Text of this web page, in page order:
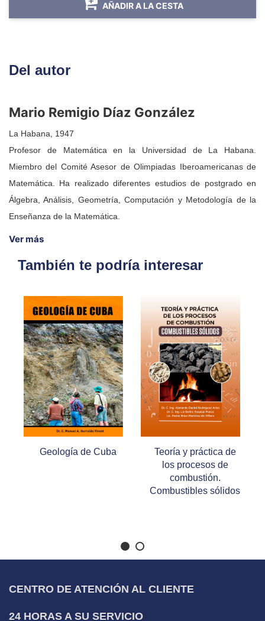
AÑADIR A LA CESTA
Del autor
Mario Remigio Díaz González
La Habana, 1947
Profesor de Matemática en la Universidad de La Habana.
Miembro del Comité Asesor de Olimpiadas Iberoamericanas de
Matemática. Ha realizado diferentes estudios de postgrado en
Álgebra, Análisis, Geometría, Computación y Metodología de la
Enseñanza de la Matemática.
Ver más
También te podría interesar
Teoría y práctica de
Atlas de la
morfología
microscópica de las
gónadas de anfibios
CENTRO DE ATENCIÓN AL CLIENTE
24 HORAS A SU SERVICIO